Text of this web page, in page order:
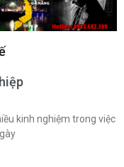
kinh nghiệm trong việc